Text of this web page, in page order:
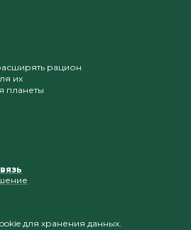
рацион
их
планеты
для хранения данных.